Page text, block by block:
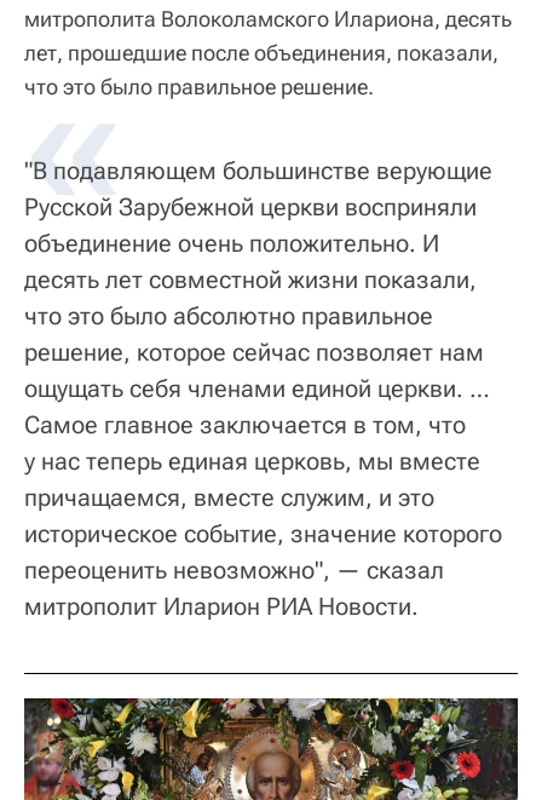
митрополита Волоколамского Илариона, десять
лет, прошедшие после объединения, показали,
что это было правильное решение.
"В подавляющем большинстве верующие
Русской Зарубежной церкви восприняли
объединение очень положительно. И
десять лет совместной жизни показали,
что это было абсолютно правильное
решение, которое сейчас позволяет нам
ощущать себя членами единой церкви. …
Самое главное заключается в том, что
у нас теперь единая церковь, мы вместе
причащаемся, вместе служим, и это
историческое событие, значение которого
переоценить невозможно", — сказал
митрополит Иларион РИА Новости.